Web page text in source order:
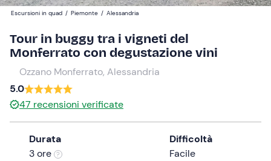
the
and
select
date.
Press
the
question
mark
40 €
Escursioni in quad / Piemonte / Alessandria
Tour in buggy tra i vigneti del
Monferrato con degustazione vini
Ozzano Monferrato, Alessandria
5.0
47 recensioni verificate
Durata
3 ore
Difficoltà
Facile